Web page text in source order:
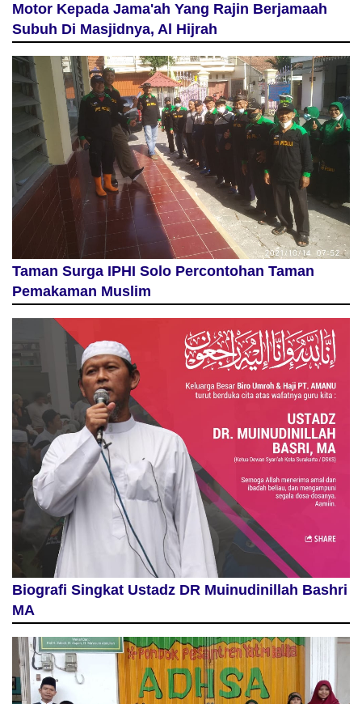
Motor Kepada Jama'ah Yang Rajin Berjamaah
Subuh Di Masjidnya, Al Hijrah
Taman Surga IPHI Solo Percontohan Taman
Pemakaman Muslim
Biografi Singkat Ustadz DR Muinudinillah Bashri
MA